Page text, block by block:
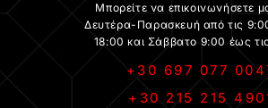
Μπορείτε να επικοινωνήσετε
Δευτέρα-Παρασκευή από τις
18:00 και Σάββατο 9:00 έως
+30 697 077
+30 215 215